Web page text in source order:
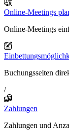
Online-Meetings
Online-Meetings
Buchungsseiten
/
Zahlungen
Zahlungen und